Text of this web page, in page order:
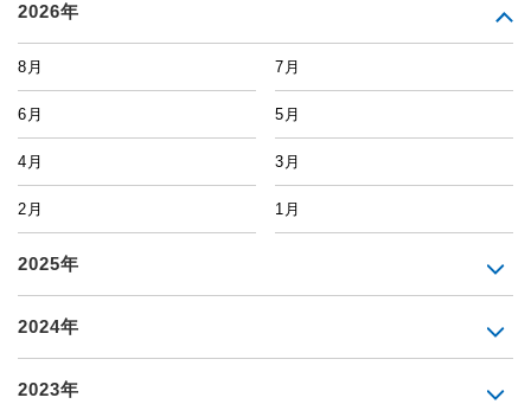
2026年
8月 7月
6月 5月
4月 3月
2月 1月
2025年
2024年
2023年